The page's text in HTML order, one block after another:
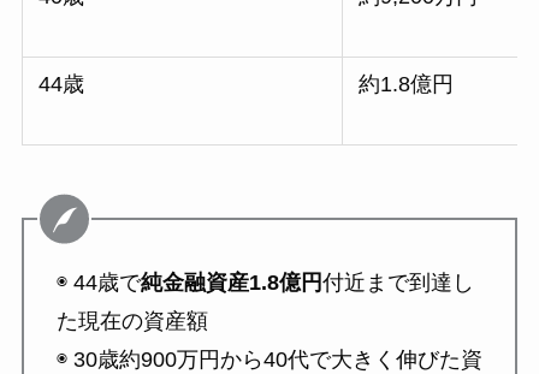
44歳 約1.8億円
◉ 44歳で純金融資産1.8億円付近まで到達し
た現在の資産額
◉ 30歳約900万円から40代で大きく伸びた資